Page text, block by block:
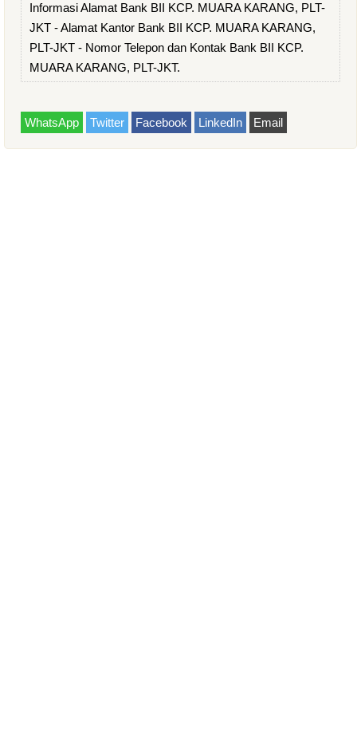
Informasi Alamat Bank BII KCP. MUARA KARANG, PLT-
JKT - Alamat Kantor Bank BII KCP. MUARA KARANG,
PLT-JKT - Nomor Telepon dan Kontak Bank BII KCP.
MUARA KARANG, PLT-JKT.
WhatsApp Twitter Facebook LinkedIn Email